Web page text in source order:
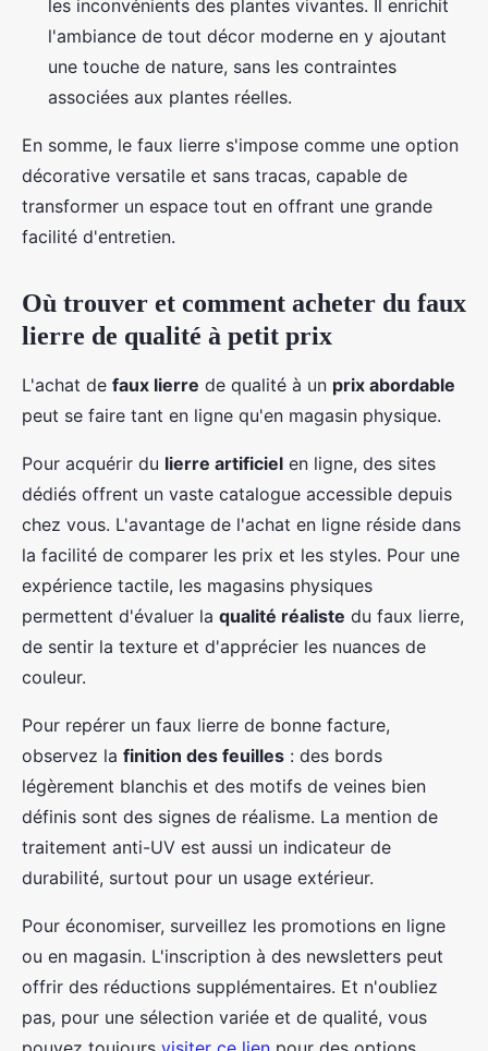
les inconvénients des plantes vivantes. Il enrichit
l'ambiance de tout décor moderne en y ajoutant
une touche de nature, sans les contraintes
associées aux plantes réelles.
En somme, le faux lierre s'impose comme une option
décorative versatile et sans tracas, capable de
transformer un espace tout en offrant une grande
facilité d'entretien.
Où trouver et comment acheter du faux
lierre de qualité à petit prix
L'achat de faux lierre de qualité à un prix abordable
peut se faire tant en ligne qu'en magasin physique.
Pour acquérir du lierre artificiel en ligne, des sites
dédiés offrent un vaste catalogue accessible depuis
chez vous. L'avantage de l'achat en ligne réside dans
la facilité de comparer les prix et les styles. Pour une
expérience tactile, les magasins physiques
permettent d'évaluer la qualité réaliste du faux lierre,
de sentir la texture et d'apprécier les nuances de
couleur.
Pour repérer un faux lierre de bonne facture,
observez la finition des feuilles : des bords
légèrement blanchis et des motifs de veines bien
définis sont des signes de réalisme. La mention de
traitement anti-UV est aussi un indicateur de
durabilité, surtout pour un usage extérieur.
Pour économiser, surveillez les promotions en ligne
ou en magasin. L'inscription à des newsletters peut
offrir des réductions supplémentaires. Et n'oubliez
pas, pour une sélection variée et de qualité, vous